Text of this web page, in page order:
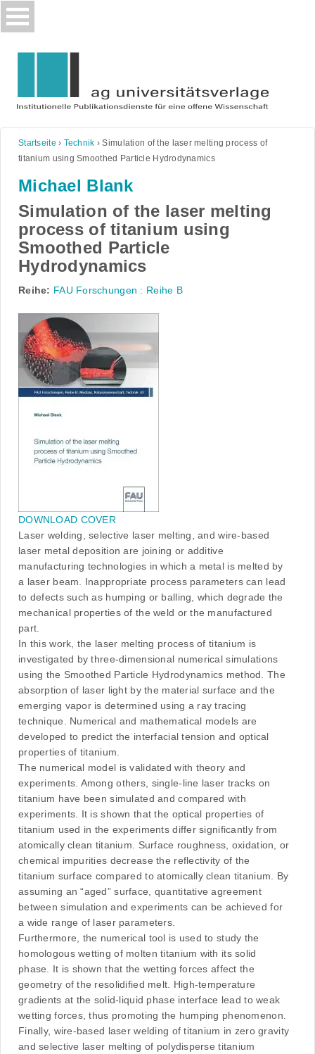
Skip
to
Startseite › Technik ›Simulation of the laser melting process of
titanium using Smoothed Particle Hydrodynamics
Michael Blank
Simulation of the laser melting
process of titanium using
Smoothed Particle
Hydrodynamics
Reihe: FAU Forschungen : Reihe B
DOWNLOAD COVER
Laser welding, selective laser melting, and wire-based
laser metal deposition are joining or additive
manufacturing technologies in which a metal is melted by
a laser beam. Inappropriate process parameters can lead
to defects such as humping or balling, which degrade the
mechanical properties of the weld or the manufactured
part.
In this work, the laser melting process of titanium is
investigated by three-dimensional numerical simulations
using the Smoothed Particle Hydrodynamics method. The
absorption of laser light by the material surface and the
emerging vapor is determined using a ray tracing
technique. Numerical and mathematical models are
developed to predict the interfacial tension and optical
properties of titanium.
The numerical model is validated with theory and
experiments. Among others, single-line laser tracks on
titanium have been simulated and compared with
experiments. It is shown that the optical properties of
titanium used in the experiments differ significantly from
atomically clean titanium. Surface roughness, oxidation, or
chemical impurities decrease the reflectivity of the
titanium surface compared to atomically clean titanium. By
assuming an “aged” surface, quantitative agreement
between simulation and experiments can be achieved for
a wide range of laser parameters.
Furthermore, the numerical tool is used to study the
homologous wetting of molten titanium with its solid
phase. It is shown that the wetting forces affect the
geometry of the resolidified melt. High-temperature
gradients at the solid-liquid phase interface lead to weak
wetting forces, thus promoting the humping phenomenon.
Finally, wire-based laser welding of titanium in zero gravity
and selective laser melting of polydisperse titanium